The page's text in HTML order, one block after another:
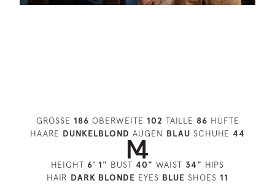
GRÖSSE 186 OBERWEITE 102 TAILLE 86 HÜFTE
HAARE DUNKELBLOND AUGEN BLAU SCHUHE 44
HEIGHT 6' 1" BUST 40" WAIST 34" HIPS
HAIR DARK BLONDE EYES BLUE SHOES 11